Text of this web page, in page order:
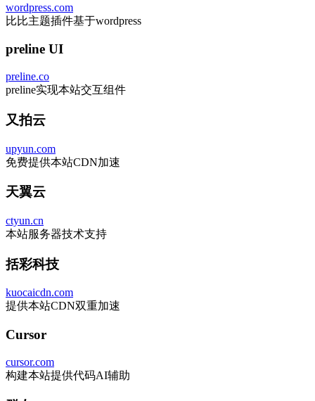
wordpress.com
比比主题插件基于wordpress
preline UI
preline.co
preline实现本站交互组件
又拍云
upyun.com
免费提供本站CDN加速
天翼云
ctyun.cn
本站服务器技术支持
括彩科技
kuocaicdn.com
提供本站CDN双重加速
Cursor
cursor.com
构建本站提供代码AI辅助